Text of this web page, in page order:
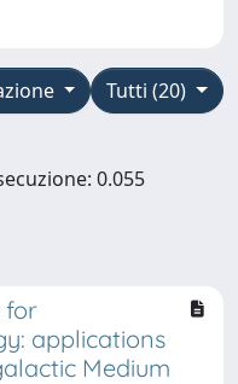
Tutti (20)
0.055
for
applications
Medium